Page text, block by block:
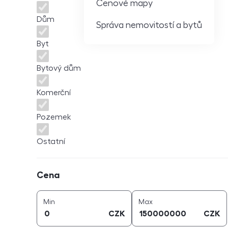
Cenové mapy
Správa nemovitostí a bytů
Dům
Byt
Bytový dům
Komerční
Pozemek
Ostatní
Cena
Min
CZK
Maxcena (
CZK